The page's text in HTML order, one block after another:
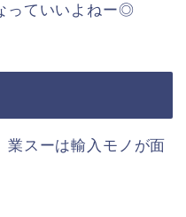
っていいよねー◎
スーは輸入モノが面